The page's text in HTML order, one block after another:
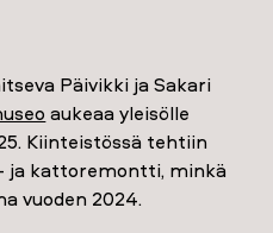
Päivikki ja Sakari
aukeaa yleisölle
Kiinteistössä tehtiin
ja kattoremontti, minkä
vuoden 2024.